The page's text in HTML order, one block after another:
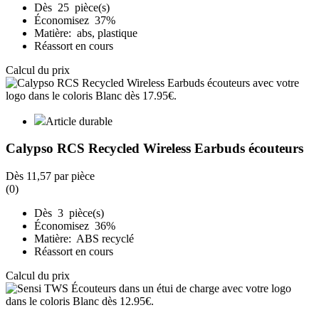
Dès 25 pièce(s)
Économisez 37%
Matière: abs, plastique
Réassort en cours
Calcul du prix
Article durable
Calypso RCS Recycled Wireless Earbuds écouteurs
Dès 11,57 par pièce
(0)
Dès 3 pièce(s)
Économisez 36%
Matière: ABS recyclé
Réassort en cours
Calcul du prix